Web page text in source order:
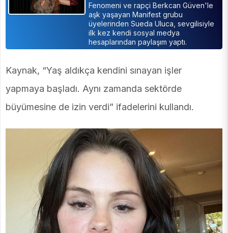
Fenomeni ve rapçi Berkcan Güven'le
aşk yaşayan Manifest grubu
üyelerinden Sueda Uluca, sevgilisiyle
ilk kez kendi sosyal medya
hesaplarından paylaşım yaptı.
Kaynak, “Yaş aldıkça kendini sınayan işler
yapmaya başladı. Aynı zamanda sektörde
büyümesine de izin verdi” ifadelerini kullandı.